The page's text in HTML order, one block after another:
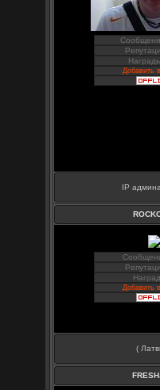
Добавить
IP
Добавить
(